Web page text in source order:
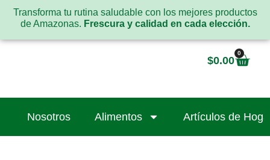
Transforma tu rutina saludable con los mejores productos
de Amazonas. Frescura y calidad en cada elección.
$0.00
0
Nosotros Alimentos Artículos de